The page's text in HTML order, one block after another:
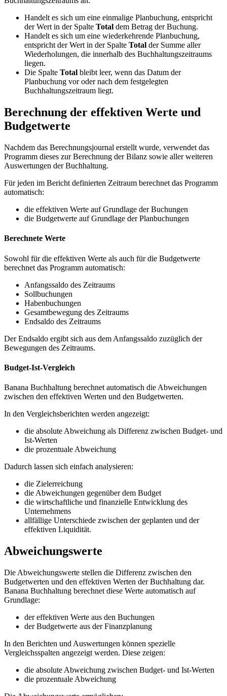
Handelt es sich um eine einmalige Planbuchung, entspricht
der Wert in der Spalte Total dem Betrag der Buchung.
Handelt es sich um eine wiederkehrende Planbuchung,
entspricht der Wert in der Spalte Total der Summe aller
Wiederholungen, die innerhalb des Buchhaltungszeitraums
liegen.
Die Spalte Total bleibt leer, wenn das Datum der
Planbuchung vor oder nach dem festgelegten
Buchhaltungszeitraum liegt.
Berechnung der effektiven Werte und
Budgetwerte
Nachdem das Berechnungsjournal erstellt wurde, verwendet das
Programm dieses zur Berechnung der Bilanz sowie aller weiteren
Auswertungen der Buchhaltung.
Für jeden im Bericht definierten Zeitraum berechnet das Programm
automatisch:
die effektiven Werte auf Grundlage der Buchungen
die Budgetwerte auf Grundlage der Planbuchungen
Berechnete Werte
Sowohl für die effektiven Werte als auch für die Budgetwerte
berechnet das Programm automatisch:
Anfangssaldo des Zeitraums
Sollbuchungen
Habenbuchungen
Gesamtbewegung des Zeitraums
Endsaldo des Zeitraums
Der Endsaldo ergibt sich aus dem Anfangssaldo zuzüglich der
Bewegungen des Zeitraums.
Budget-Ist-Vergleich
Banana Buchhaltung berechnet automatisch die Abweichungen
zwischen den effektiven Werten und den Budgetwerten.
In den Vergleichsberichten werden angezeigt:
die absolute Abweichung als Differenz zwischen Budget- und
Ist-Werten
die prozentuale Abweichung
Dadurch lassen sich einfach analysieren:
die Zielerreichung
die Abweichungen gegenüber dem Budget
die wirtschaftliche und finanzielle Entwicklung des
Unternehmens
allfällige Unterschiede zwischen der geplanten und der
effektiven Liquidität.
Abweichungswerte
Die Abweichungswerte stellen die Differenz zwischen den
Budgetwerten und den effektiven Werten der Buchhaltung dar.
Banana Buchhaltung berechnet diese Werte automatisch auf
Grundlage:
der effektiven Werte aus den Buchungen
der Budgetwerte aus der Finanzplanung
In den Berichten und Auswertungen können spezielle
Vergleichsspalten angezeigt werden. Diese zeigen:
die absolute Abweichung zwischen Budget- und Ist-Werten
die prozentuale Abweichung